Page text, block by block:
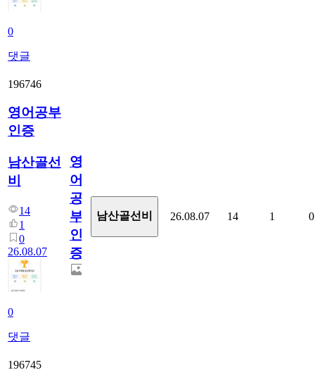
0
댓글
196746
영어공부
인증
남산골선
비
14
1
0
26.08.07
0
댓글
영
어
공
부
인
증
남산골선비 26.08.07 14 1 0
196745